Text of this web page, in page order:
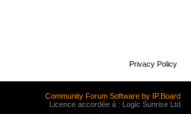
Privacy Policy
Community Forum Software by IP.Board
Licence accordée à : Logic Sunrise Ltd